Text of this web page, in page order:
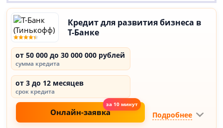
Кредит для развития бизнеса в
Т-Банке
от 50 000 до 30 000 000 рублей
сумма кредита
от 3 до 12 месяцев
срок кредита
Онлайн-заявка Подробнее